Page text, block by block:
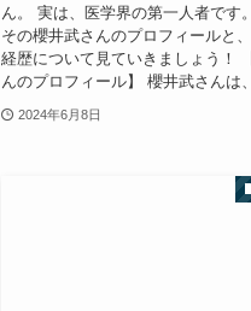
ん。 実は、医学界の第一人者です
その櫻井武さんのプロフィールと
経歴について見ていきましょう！
んのプロフィール】 櫻井武さんは
2024年6月8日